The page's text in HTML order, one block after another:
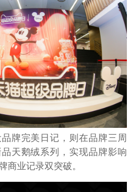
牌完美日记，则在品牌三周
天鹅绒系列，实现品牌影响
商业记录双突破。